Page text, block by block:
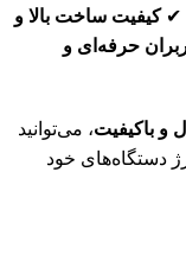
✔کیفیت ساخت بالا و
حرفه‌ای و
، می‌توانید
دستگاه‌های خود